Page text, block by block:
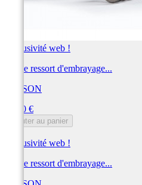
Exclusivité web !
Kit de ressort d'embrayage...
HINSON
96,00 €
Ajouter au panier
Exclusivité web !
Kit de ressort d'embrayage...